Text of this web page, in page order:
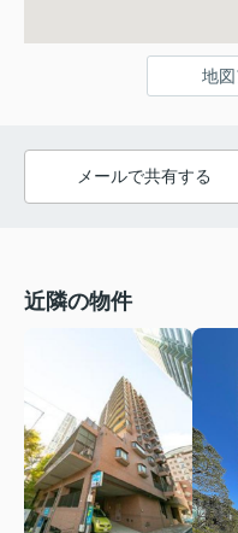
地
メールで共有する
近隣の物件